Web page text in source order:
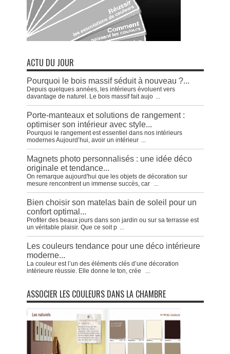
ACTU DU JOUR
Pourquoi le bois massif séduit à nouveau ?...
Depuis quelques années, les intérieurs évoluent vers
davantage de naturel. Le bois massif fait aujo
Porte-manteaux et solutions de rangement :
optimiser son intérieur avec style...
Pourquoi le rangement est essentiel dans nos intérieurs
modernes Aujourd’hui, avoir un intérieur
Magnets photo personnalisés : une idée déco
originale et tendance...
On remarque aujourd'hui que les objets de décoration sur
mesure rencontrent un immense succès, car
Bien choisir son matelas bain de soleil pour un
confort optimal...
Profiter des beaux jours dans son jardin ou sur sa terrasse est
un véritable plaisir. Que ce soit p
Les couleurs tendance pour une déco intérieure
moderne...
La couleur est l’un des éléments clés d’une décoration
intérieure réussie. Elle donne le ton, crée
ASSOCIER LES COULEURS DANS LA CHAMBRE